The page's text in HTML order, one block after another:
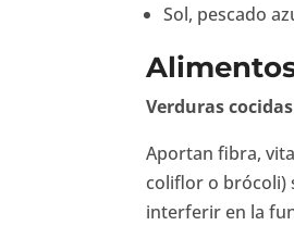
Sol, pescado
Verduras cocidas
Aportan fibra,
coliflor o brócoli)
interferir en la